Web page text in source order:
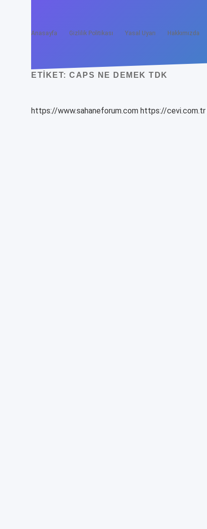
Anasayfa Gizlilik Politikası Yasal Uyarı Hakkımızda
ETIKET: CAPS NE DEMEK TDK
https://www.sahaneforum.com https://cevi.com.tr